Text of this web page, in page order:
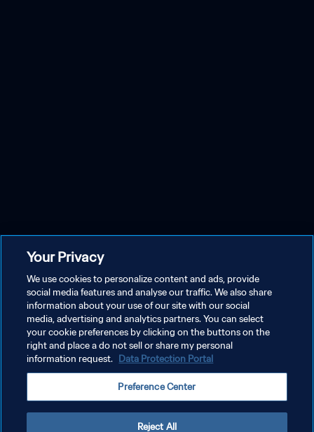
Your Privacy
We use cookies to personalize content and ads, provide
social media features and analyse our traffic. We also share
information about your use of our site with our social
media, advertising and analytics partners. You can select
your cookie preferences by clicking on the buttons on the
right and place a do not sell or share my personal
information request. Data Protection Portal
Preference Center
Reject All